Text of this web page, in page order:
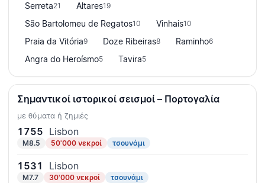
Serreta21 Altares19
São Bartolomeu de Regatos10 Vinhais10
Praia da Vitória9 Doze Ribeiras8 Raminho6
Angra do Heroísmo5 Tavira5
Σημαντικοί ιστορικοί σεισμοί – Πορτογαλία
με θύματα ή ζημιές
1755 Lisbon
M8.5 50'000 νεκροί τσουνάμι
1531 Lisbon
M7.7 30'000 νεκροί τσουνάμι